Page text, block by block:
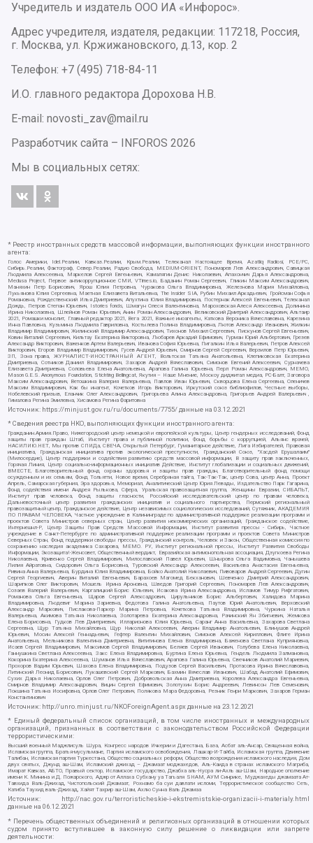
Учредитель и издатель ООО ИА «Инфорос».
Адрес учредителя, издателя, редакции: 117218, Россия,
г. Москва, ул. Кржижановского, д.13, кор. 2
Телефон: +7 (495) 718-84-11
И.О. главного редактора Дорохова Н.В.
E-mail: novosti_zav@mail.ru
Разработчик сайта –
INFOROS 2026
Мы в социальных сетях:
* Реестр иностранных средств массовой информации, выполняющих функции иностранного
агента:
Голос Америки, Idel.Реалии, Кавказ.Реалии, Крым.Реалии, Телеканал Настоящее Время, Azatliq Radiosi, PCE/PC,
Сибирь.Реалии, Фактограф, Север.Реалии, Радио Свобода, MEDIUM-ORIENT, Пономарев Лев Александрович, Савицкая
Людмила Алексеевна, Маркелов Сергей Евгеньевич, Камалягин Денис Николаевич, Апахончич Дарья Александровна,
Medusa Project, Первое антикоррупционное СМИ, VTimes.io, Баданин Роман Сергеевич, Гликин Максим Александрович,
Маняхин Петр Борисович, Ярош Юлия Петровна, Чуракова Ольга Владимировна, Железнова Мария Михайловна,
Лукьянова Юлия Сергеевна, Маетная Елизавета Витальевна, The Insider SIA, Рубин Михаил Аркадьевич, Гройсман Софья
Романовна, Рождественский Илья Дмитриевич, Апухтина Юлия Владимировна, Постернак Алексей Евгеньевич, Телеканал
Дождь, Петров Степан Юрьевич, Istories fonds, Шмагун Олеся Валентиновна, Мароховская Алеся Алексеевна, Долинина
Ирина Николаевна, Шлейнов Роман Юрьевич, Анин Роман Александрович, Великовский Дмитрий Александрович, Альтаир
2021, Ромашки монолит, Главный редактор 2021, Вега 2021, Важные иноагенты, Каткова Вероника Вячеславовна, Карезина
Инна Павловна, Кузьмина Людмила Гавриловна, Костылева Полина Владимировна, Лютов Александр Иванович, Жилкин
Владимир Владимирович, Жилинский Владимир Александрович, Тихонов Михаил Сергеевич, Пискунов Сергей Евгеньевич,
Ковин Виталий Сергеевич, Кильтау Екатерина Викторовна, Любарев Аркадий Ефимович, Гурман Юрий Альбертович, Грезев
Александр Викторович, Важенков Артем Валерьевич, Иванова София Юрьевна, Пигалкин Илья Валерьевич, Петров Алексей
Викторович, Егоров Владимир Владимирович, Гусев Андрей Юрьевич, Смирнов Сергей Сергеевич, Верзилов Петр Юрьевич,
ЗП, Зона права, ЖУРНАЛИСТ-ИНОСТРАННЫЙ АГЕНТ, Вольтская Татьяна Анатольевна, Клепиковская Екатерина
Дмитриевна, Сотников Даниил Владимирович, Захаров Андрей Вячеславович, Симонов Евгений Алексеевич, Сурначева
Елизавета Дмитриевна, Соловьева Елена Анатольевна, Арапова Галина Юрьевна, Перл Роман Александрович, МЕМО,
Mason G.E.S. Anonymous Foundation, Stichting Bellingcat, Якутия – Наше Мнение, Москоу диджитал медиа, РС-Балт, Заговора
Максим Александрович, Ветошкина Валерия Валерьевна, Павлов Иван Юрьевич, Скворцова Елена Сергеевна, Оленичев
Максим Владимирович, Как бы инагент, Кочетков Игорь Викторович, Иркутский союз библиофилов, Честные выборы,
Нобелевский призыв, Еланчик Олег Александрович, Григорьева Алина Александровна, Григорьев Андрей Валерьевич ,
Гималова Регина Эмилевна, Хисамова Регина Фаритовна
Источник: https://minjust.gov.ru/ru/documents/7755/данные на 03.12.2021
* Сведения реестра НКО, выполняющих функции иностранного агента:
Гражданин.Армия.Право, Нижегородский центр немецкой и европейской культуры, Центр гендерных исследований, Фонд
защиты прав граждан Штаб, Институт права и публичной политики, Фонд борьбы с коррупцией, Альянс врачей,
НАСИЛИЮ.НЕТ, Мы против СПИДа, СВЕЧА, Открытый Петербург, Гуманитарное действие, Лига Избирателей, Правовая
инициатива, Гражданская инициатива против экологической преступности, Гражданский Союз, "Хасдей Ерушалаим"
(Милосердие), Центр поддержки и содействия развитию средств массовой информации, В защиту прав заключенных,
Горячая Линия, Центр социально-информационных инициатив Действие, Институт глобализации и социальных движений,
ВМЕСТЕ, Благотворительный фонд охраны здоровья и защиты прав граждан, Благотворительный фонд помощи
осужденным и их семьям, Фонд Тольятти, Новое время, Серебряная тайга, Так-Так-Так, центр Сова, центр Анна, Проект
Апрель, Самарская губерния, Эра здоровья, Мемориал, Аналитический Центр Юрия Левады, Издательство Парк Гагарина,
Фонд содействия имени Андрея Рылькова, Сфера, Уральская правозащитная группа, Женщины Евразии, СИБАЛЬТ,
Институт прав человека, Фонд защиты гласности, Российский исследовательский центр по правам человека,
Дальневосточный центр развития гражданских инициатив и социального партнерства, Пермский региональный
правозащитный центр, Гражданское действие, Центр независимых социологических исследований, Сутяжник, АКАДЕМИЯ
ПО ПРАВАМ ЧЕЛОВЕКА, Частное учреждение в Калининграде по административной поддержке реализации программ и
проектов Совета Министров северных стран, Центр развития некоммерческих организаций, Гражданское содействие,
Интернешнл-Р, Центр Защиты Прав Средств Массовой Информации, Институт развития прессы - Сибирь, Частное
учреждение в Санкт-Петербурге по административной поддержке реализации программ и проектов Совета Министров
Северных Стран, Фонд поддержки свободы прессы, Гражданский контроль, Человек и Закон, Общественная комиссия по
сохранению наследия академика Сахарова, МЕМО. РУ, Институт региональной прессы, Институт Развития Свободы
Информации, Экозащита!-Женсовет, Общественный вердикт, Евразийская антимонопольная ассоциация, Дзугкоева Регина
Николаевна, Кривенко Сергей Владимирович, Милославский Павел Юрьевич, Шнырова Ольга Вадимовна, Чанышева
Лилия Айратовна, Сидорович Ольга Борисовна, Туровский Александр Алексеевич, Васильева Анастасия Евгеньевна,
Ривина Анна Валерьевна, Бурдина Юлия Владимировна, Бойко Анатолий Николаевич, Пивоваров Андрей Сергеевич, Дугин
Сергей Георгиевич, Аверин Виталий Евгеньевич, Барахоев Магомед Бекханович, Шевченко Дмитрий Александрович,
Шарипков Олег Викторович, Мошель Ирина Ароновна, Шведов Григорий Сергеевич, Пономарев Лев Александрович,
Созаев Валерий Валерьевич, Каргалицкий Борис Юльевич, Исакова Ирина Александровна, Исламов Тимур Рифгатович,
Романова Ольга Евгеньевна, Щаров Сергей Алексадрович, Цирульников Борис Альбертович, Халидова Марина
Владимировна, Людевиг Марина Зариевна, Федотова Галина Анатольевна, Паутов Юрий Анатольевич, Верховский
Александр Маркович, Пислакова-Паркер Марина Петровна, Кочеткова Татьяна Владимировна, Чуркина Наталья
Валерьевна, Акимова Татьяна Николаевна, Золотарева Екатерина Александровна, Рачинский Ян Збигневич, Жемкова
Елена Борисовна, Гудков Лев Дмитриевич, Илларионова Юлия Юрьевна, Саранг Анна Васильевна, Захарова Светлана
Сергеевна, Щур Татьяна Михайловна, Щур Николай Алексеевич, Аверин Владимир Анатольевич, Блинушов Андрей
Юрьевич, Мосин Алексей Геннадьевич, Гефтер Валентин Михайлович, Симонов Алексей Кириллович, Флиге Ирина
Анатольевна, Мельникова Валентина Дмитриевна, Вититинова Елена Владимировна, Баженова Светлана Куприяновна,
Исаев Сергей Владимирович, Максимов Сергей Владимирович, Беляев Сергей Иванович, Голубева Елена Николаевна,
Ганнушкина Светлана Алексеевна, Закс Елена Владимировна, Буртина Елена Юрьевна, Гендель Людмила Залмановна,
Кокорина Екатерина Алексеевна, Шуманов Илья Вячеславович, Арапова Галина Юрьевна, Свечников Анатолий Мариевич,
Прохоров Вадим Юрьевич, Шахова Елена Владимировна, Подузов Сергей Васильевич, Протасова Ирина Вячеславовна,
Литинский Леонид Борисович, Лукашевский Сергей Маркович, Бахмин Вячеслав Иванович, Шабад Анатолий Ефимович,
Сухих Дарья Николаевна, Орлов Олег Петрович, Добровольская Анна Дмитриевна, Королева Александра Евгеньевна,
Смирнов Владимир Александрович, Вицин Сергей Ефимович, Золотухин Борис Андреевич, Левинсон Лев Семенович,
Локшина Татьяна Иосифовна, Орлов Олег Петрович, Полякова Мара Федоровна, Резник Генри Маркович, Захаров Герман
Константинович
Источник: http://unro.minjust.ru/NKOForeignAgent.aspxданные на 23.12.2021
* Единый федеральный список организаций, в том числе иностранных и международных
организаций, признанных в соответствии с законодательством Российской Федерации
террористическими:
Высший военный Маджлисуль Шура, Конгресс народов Ичкерии и Дагестана, База, Асбат аль-Ансар, Священная война,
Исламская группа, Братья-мусульмане, Партия исламского освобождения, Лашкар-И-Тайба, Исламская группа, Движение
Талибан, Исламская партия Туркестана, Общество социальных реформ, Общество возрождения исламского наследия, Дом
двух святых, Джунд аш-Шам, Исламский джихад – Джамаат моджахедов, Аль-Каида в странах исламского Магриба,
Имарат Кавказ, АБТО, Правый сектор, Исламское государство, Джабха аль-Нусра ли-Ахль аш-Шам, Народное ополчение
имени К. Минина и Д. Пожарского, Аджр от Аллаха Субхану уа Тагьаля SHAM, АУМ Синрике, Муджахеды джамаата Ат-
Тавхида Валь-Джихад, Чистопольский Джамаат, Рохнамо ба суи давлати исломи, Террористическое сообщество Сеть,
Катиба Таухид валь-Джихад, Хайят Тахрир аш-Шам, Ахлю Сунна Валь Джамаа
Источник: http://nac.gov.ru/terroristicheskie-i-ekstremistskie-organizacii-i-materialy.html
данные на 06.12.2021
* Перечень общественных объединений и религиозных организаций в отношении которых
судом принято вступившее в законную силу решение о ликвидации или запрете
деятельности: